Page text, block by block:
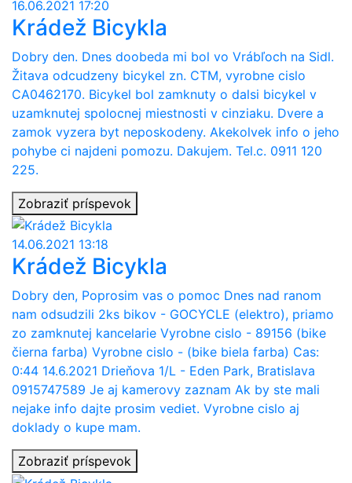
16.06.2021 17:20
Krádež Bicykla
Dobry den. Dnes doobeda mi bol vo Vrábľoch na Sidl.
Žitava odcudzeny bicykel zn. CTM, vyrobne cislo
CA0462170. Bicykel bol zamknuty o dalsi bicykel v
uzamknutej spolocnej miestnosti v cinziaku. Dvere a
zamok vyzera byt neposkodeny. Akekolvek info o jeho
pohybe ci najdeni pomozu. Dakujem. Tel.c. 0911 120
225.
Zobraziť príspevok
14.06.2021 13:18
Krádež Bicykla
Dobry den, Poprosim vas o pomoc Dnes nad ranom
nam odsudzili 2ks bikov - GOCYCLE (elektro), priamo
zo zamknutej kancelarie Vyrobne cislo - 89156 (bike
čierna farba) Vyrobne cislo - (bike biela farba) Cas:
0:44 14.6.2021 Drieňova 1/L - Eden Park, Bratislava
0915747589 Je aj kamerovy zaznam Ak by ste mali
nejake info dajte prosim vediet. Vyrobne cislo aj
doklady o kupe mam.
Zobraziť príspevok